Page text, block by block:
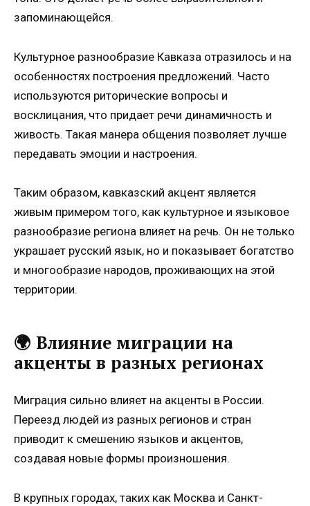
запоминающейся.
Культурное разнообразие Кавказа отразилось и на
особенностях построения предложений. Часто
используются риторические вопросы и
восклицания, что придает речи динамичность и
живость. Такая манера общения позволяет лучше
передавать эмоции и настроения.
Таким образом, кавказский акцент является
живым примером того, как культурное и языковое
разнообразие региона влияет на речь. Он не только
украшает русский язык, но и показывает богатство
и многообразие народов, проживающих на этой
территории.
🌍 Влияние миграции на
акценты в разных регионах
Миграция сильно влияет на акценты в России.
Переезд людей из разных регионов и стран
приводит к смешению языков и акцентов,
создавая новые формы произношения.
В крупных городах, таких как Москва и Санкт-